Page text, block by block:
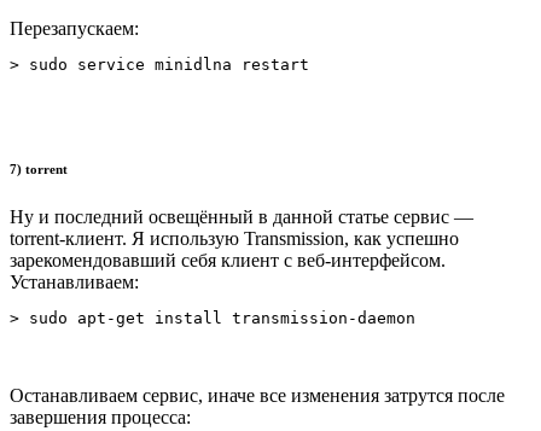
Перезапускаем:
> sudo service minidlna restart
7) torrent
Ну и последний освещённый в данной статье сервис —
torrent-клиент. Я использую Transmission, как успешно
зарекомендовавший себя клиент с веб-интерфейсом.
Устанавливаем:
> sudo apt-get install transmission-daemon
Останавливаем сервис, иначе все изменения затрутся после
завершения процесса: